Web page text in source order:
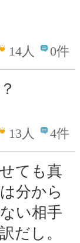
14人 0件
13人 4件
ても真
分から
い相手
だし。